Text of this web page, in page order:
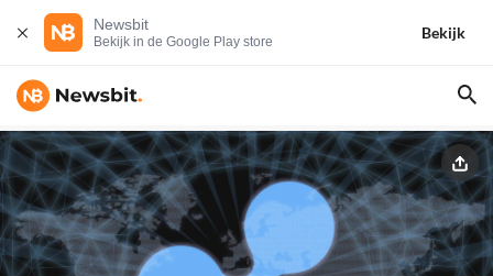
Newsbit
Bekijk in de Google Play store
Bekijk